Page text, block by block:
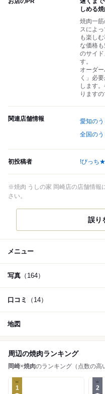
しめる
焼肉一
スによ
も楽し
な価格
のサイ
す。
オーダ
く」必
します
ります
関連店舗情報
愛知の
全国の
初投稿者 !ぴっち★
※焼肉 うしの家 岡崎店の店舗情報
さい。
誤り
メニュー
写真 （164）
口コミ （14）
地図
周辺の焼肉ランキング
岡崎×焼肉のランキング（点数の高
1 2